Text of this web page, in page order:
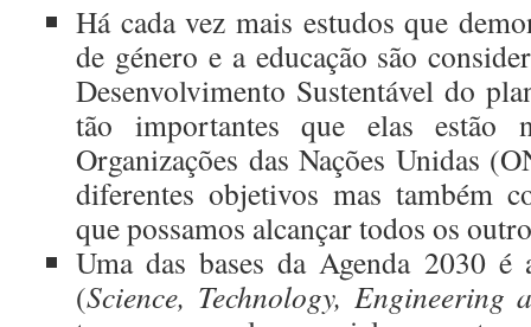
Há cada vez mais estudos que
de género e a educação são
Desenvolvimento Sustentável do
tão importantes que elas estão
Organizações das Nações Unidas
diferentes objetivos mas também
que possamos alcançar todos os
Uma das bases da Agenda 2030 é
(Science, Technology, Engineering